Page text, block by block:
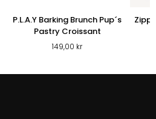
P.L.A.Y Barking Brunch Pup´s
Pastry Croissant
149,00 kr